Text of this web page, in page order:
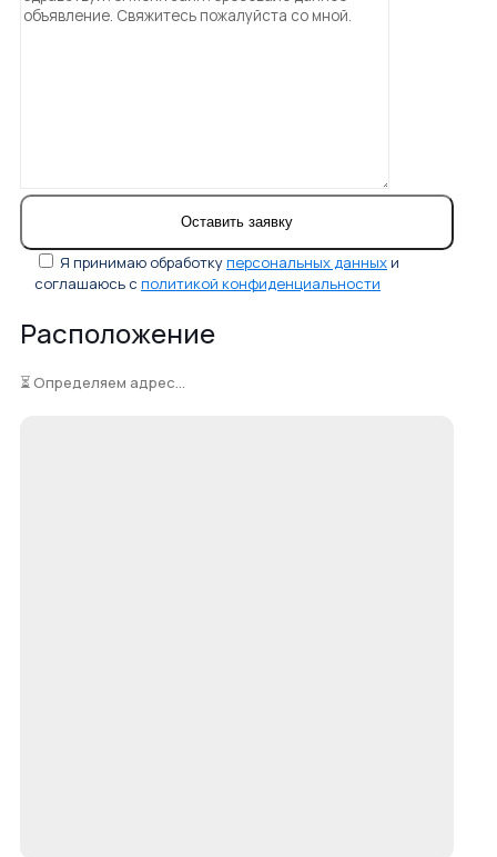
Я принимаю обработкуперсональных данных и
соглашаюсь с политикой конфиденциальности
Расположение
⏳ Определяем адрес...